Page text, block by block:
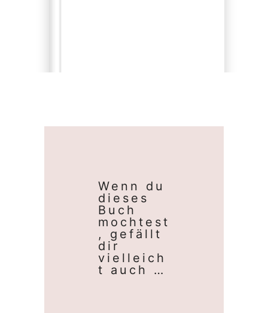
Wenn du
dieses
Buch
mochtest
, gefällt
dir
vielleich
t auch …